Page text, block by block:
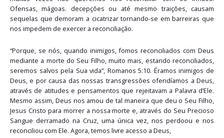
Ofensas, mágoas. decepções ou até mesmo traições, causam
sequelas que demoram a cicatrizar tornando-se em barreiras que
nos impedem de exercer a reconciliação.
“Porque, se nós, quando inimigos, fomos reconciliados com Deus
mediante a morte do Seu Filho, muito mais, estando reconciliados,
seremos salvos pela Sua vida”, Romanos 5:10. Éramos inimigos de
Deus, e por causa das nossas transgressões ofendíamos a Deus,
através de atitudes e pensamentos que rejeitavam a Palavra d’Ele.
Mesmo assim, Deus nos amou de tal maneira que deu o Seu Filho,
Jesus Cristo para morrer a nossa morte e, através do Seu Precioso
Sangue derramado na Cruz, uma única vez, nos perdoou e nos
reconciliou com Ele. Agora, temos livre acesso a Deus,